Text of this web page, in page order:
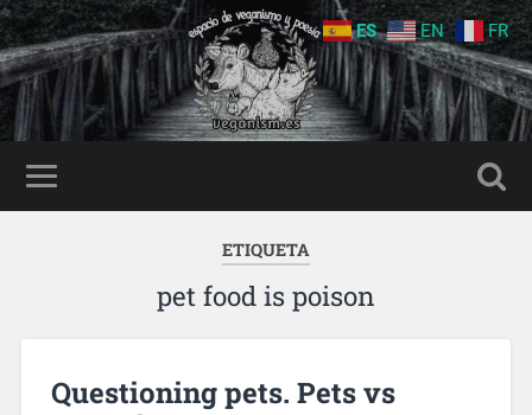
ETIQUETA
pet food is poison
Questioning pets. Pets vs
ES EN FR